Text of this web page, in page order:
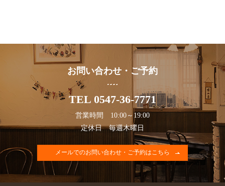
お問い合わせ・ご予約
TEL 0547-36-7771
営業時間 10:00～19:00
定休日 毎週木曜日
メールでのお問い合わせ・ご予約はこちら